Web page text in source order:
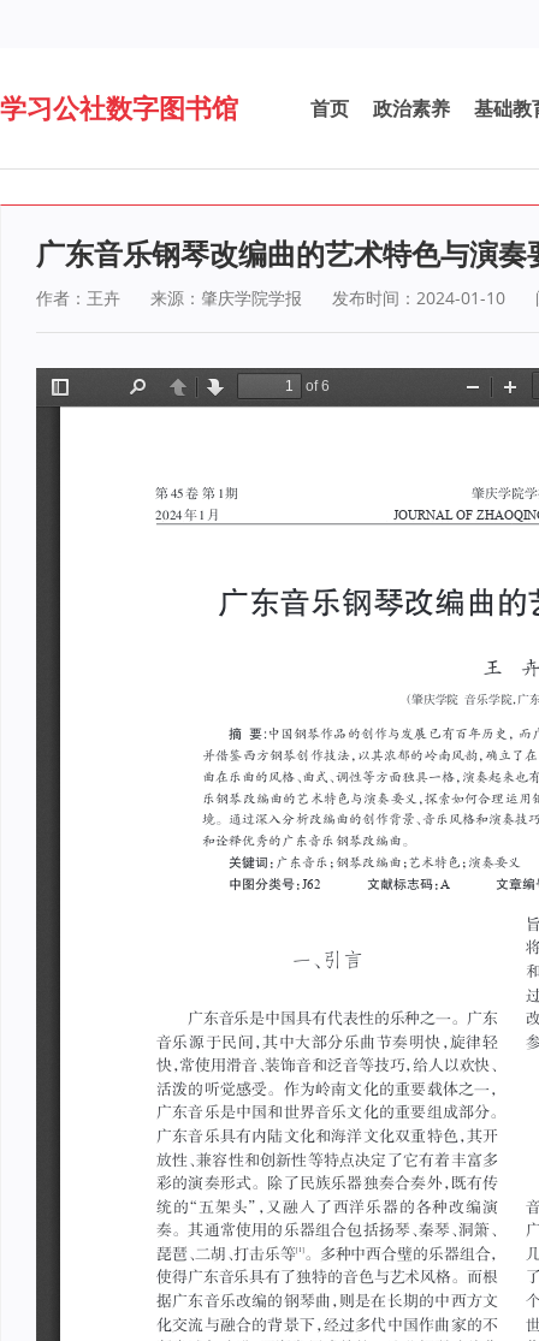
学习公社数字图书馆 首页 政治素养 基础教
广东音乐钢琴改编曲的艺术特色与演奏
作者：王卉 来源：肇庆学院学报 发布时间：2024-01-10